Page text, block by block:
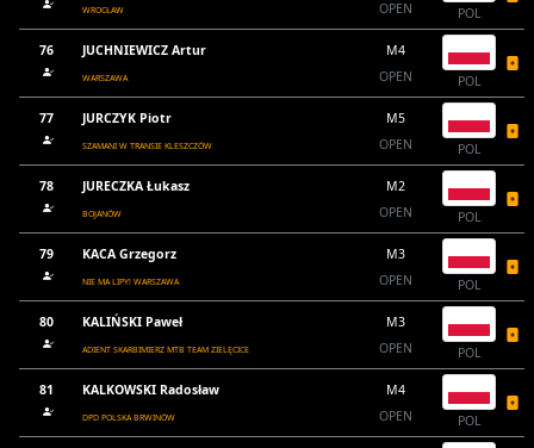
WROCŁAW
OPEN
POL
76 JUCHNIEWICZ Artur
WARSZAWA
M4
OPEN
POL
77 JURCZYK Piotr
SZAMANI W TRANSIE KLESZCZÓW
M5
OPEN
POL
78 JURECZKA Łukasz
BOJANÓW
M2
OPEN
POL
79 KACA Grzegorz
NIE MA LIPY! WARSZAWA
M3
OPEN
POL
80 KALIŃSKI Paweł
ADIENT SKARBIMIERZ MTB TEAM ZIELĘCICE
M3
OPEN
POL
81 KALKOWSKI Radosław
DPD POLSKA BRWINÓW
M4
OPEN
POL